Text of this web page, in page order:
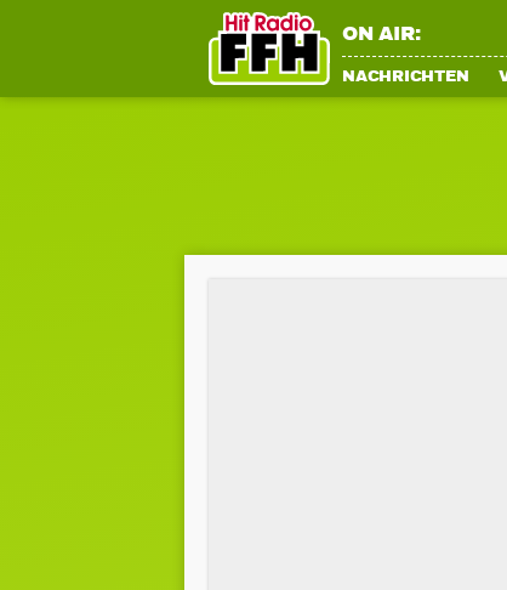
ON AIR:
NACHRICHTEN